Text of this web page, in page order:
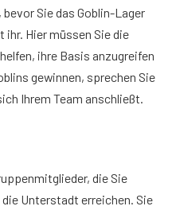
Sie das Goblin-Lager
ihr. Hier müssen Sie die
ihre Basis anzugreifen
gewinnen, sprechen Sie
Ihrem Team anschließt.
die Sie
Unterstadt erreichen. Sie